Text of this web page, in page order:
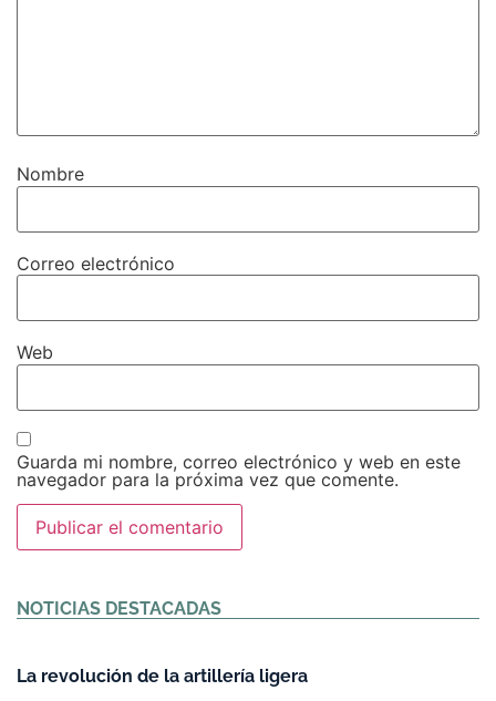
Nombre
Correo electrónico
Web
Guarda mi nombre, correo electrónico y web en este
navegador para la próxima vez que comente.
NOTICIAS DESTACADAS
La revolución de la artillería ligera